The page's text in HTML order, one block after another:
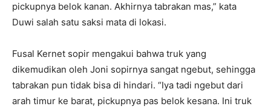
pickupnya belok kanan. Akhirnya tabrakan mas,” kata
Duwi salah satu saksi mata di lokasi.
Fusal Kernet sopir mengakui bahwa truk yang
dikemudikan oleh Joni sopirnya sangat ngebut, sehingga
tabrakan pun tidak bisa di hindari. “Iya tadi ngebut dari
arah timur ke barat, pickupnya pas belok kesana. Ini truk